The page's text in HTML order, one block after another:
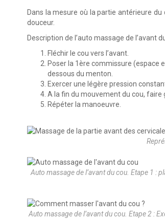
Dans la mesure où la partie antérieure
douceur.
Description de l’auto massage de l’avant
Fléchir le cou vers l’avant.
Poser la 1ère commissure (espace
dessous du menton.
Exercer une légère pression
A la fin du mouvement du cou, faire
Répéter la manoeuvre.
Auto massage de l’avant du cou. Etape 1 :
Auto massage de l’avant du cou. Etape 2 :